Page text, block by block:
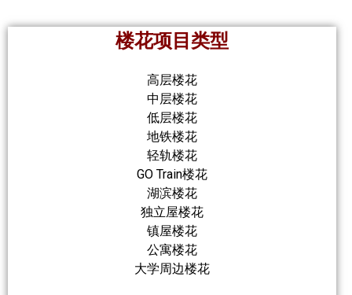
楼花项目类型
高层楼花
中层楼花
低层楼花
地铁楼花
轻轨楼花
GO Train楼花
湖滨楼花
独立屋楼花
镇屋楼花
公寓楼花
大学周边楼花